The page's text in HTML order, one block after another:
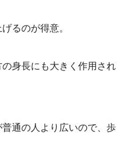
るのが得意。
身長にも大きく作用され
通の人より広いので、歩